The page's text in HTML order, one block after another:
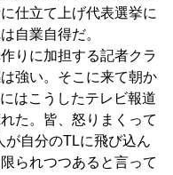
仕立て上げ代表選挙に
自業自得だ。
りに加担する記者クラ
強い。そこに来て朝か
はこうしたテレビ報道
た。皆、怒りまくって
が自分のTLに飛び込ん
られつつあると言って